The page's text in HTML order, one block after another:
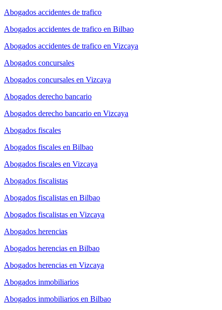
Abogados accidentes de trafico
Abogados accidentes de trafico en Bilbao
Abogados accidentes de trafico en Vizcaya
Abogados concursales
Abogados concursales en Vizcaya
Abogados derecho bancario
Abogados derecho bancario en Vizcaya
Abogados fiscales
Abogados fiscales en Bilbao
Abogados fiscales en Vizcaya
Abogados fiscalistas
Abogados fiscalistas en Bilbao
Abogados fiscalistas en Vizcaya
Abogados herencias
Abogados herencias en Bilbao
Abogados herencias en Vizcaya
Abogados inmobiliarios
Abogados inmobiliarios en Bilbao